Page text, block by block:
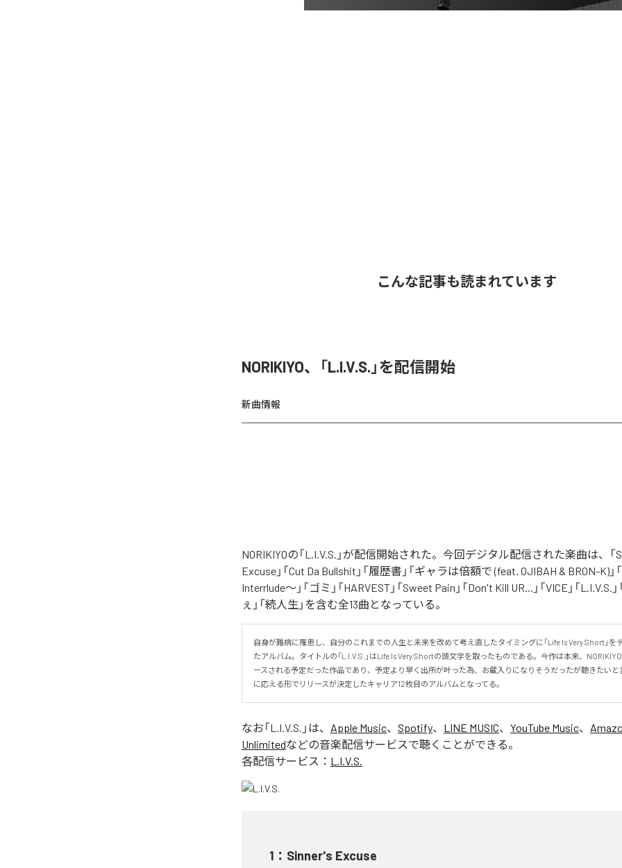
こんな記事も読まれています
NORIKIYO、「L.I.V.S.」を配信開始
新曲情報
NORIKIYOの「L.I.V.S.」が配信開始された。今回デジタル配信された楽曲は、「
Excuse」「Cut Da Bullshit」「履歴書」「ギャラは倍額で (feat. OJIBAH & BRON-K)」
Interrlude～」「ゴミ」「HARVEST」「Sweet Pain」「Don't Kill UR...」「VICE」「L.I.V.S.
ぇ」「続人生」を含む全13曲となっている。
自身が難病に罹患し、自分のこれまでの人生と未来を改めて考え直したタイミングに「Life Is Very Short」を
たアルバム。タイトルの「L.I.V.S.」はLife Is Very Shortの頭文字を取ったものである。今作は本来、
ースされる予定だった作品であり、予定より早く出所が叶った為、お蔵入りになりそうだったが聴きたいと
に応える形でリリースが決定したキャリア12枚目のアルバムとなってる。
なお「L.I.V.S. 」は、 Apple Music、 Spotify、 LINE MUSIC、 YouTube Music、
Unlimitedなどの音楽配信サービスで聴くことができる。
各配信サービス： L.I.V.S.
1 ： Sinner's Excuse